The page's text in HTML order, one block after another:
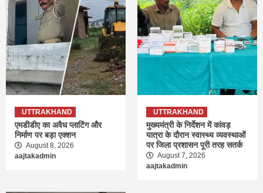
UTTRAKHAND
एमडीडीए का अवैध प्लाटिंग और
निर्माण पर बड़ा एक्शन
August 8, 2026
aajtakadmin
UTTRAKHAND
मुख्यमंत्री के निर्देशन में कांवड़
यात्रा के दौरान स्वास्थ्य व्यवस्थाओं
पर जिला प्रशासन पूरी तरह सतर्क
August 7, 2026
aajtakadmin